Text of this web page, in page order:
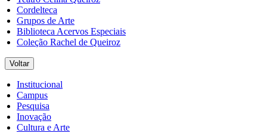
Cordelteca
Grupos de Arte
Biblioteca Acervos Especiais
Coleção Rachel de Queiroz
Voltar
Institucional
Campus
Pesquisa
Inovação
Cultura e Arte